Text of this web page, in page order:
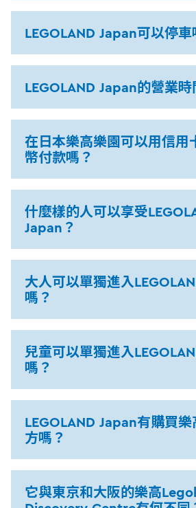
LEGOLAND Japan可以停車
LEGOLAND Japan的營業時
在日本樂高樂園可以用信用
幣付款嗎？
什麼樣的人可以享受
Japan？
大人可以單獨進入
嗎？
兒童可以單獨進入
嗎？
LEGOLAND Japan有購買
方嗎？
它與東京和大阪的樂高